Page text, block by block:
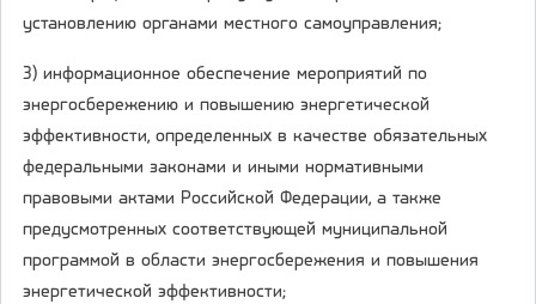
установлению органами местного самоуправления;
3) информационное обеспечение мероприятий по
энергосбережению и повышению энергетической
эффективности, определенных в качестве обязательных
федеральными законами и иными нормативными
правовыми актами Российской Федерации, а также
предусмотренных соответствующей муниципальной
программой в области энергосбережения и повышения
энергетической эффективности;